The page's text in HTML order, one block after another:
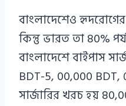
বাংলাদেশেও
কিন্তু ভারত তা 80%
বাংলাদেশে বাইপাস
BDT-5, 00,000 BDT,
সার্জারির খরচ হয়